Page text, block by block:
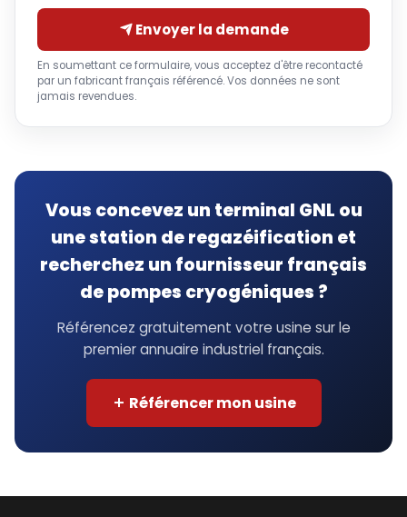
Envoyer la demande
En soumettant ce formulaire, vous acceptez d'être recontacté
par un fabricant français référencé. Vos données ne sont
jamais revendues.
Vous concevez un terminal GNL ou
une station de regazéification et
recherchez un fournisseur français
de pompes cryogéniques ?
Référencez gratuitement votre usine sur le
premier annuaire industriel français.
Référencer mon usine